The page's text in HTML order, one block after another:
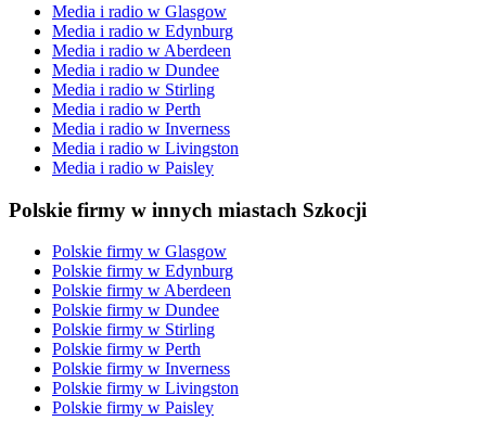
Media i radio w Glasgow
Media i radio w Edynburg
Media i radio w Aberdeen
Media i radio w Dundee
Media i radio w Stirling
Media i radio w Perth
Media i radio w Inverness
Media i radio w Livingston
Media i radio w Paisley
Polskie firmy w innych miastach Szkocji
Polskie firmy w Glasgow
Polskie firmy w Edynburg
Polskie firmy w Aberdeen
Polskie firmy w Dundee
Polskie firmy w Stirling
Polskie firmy w Perth
Polskie firmy w Inverness
Polskie firmy w Livingston
Polskie firmy w Paisley